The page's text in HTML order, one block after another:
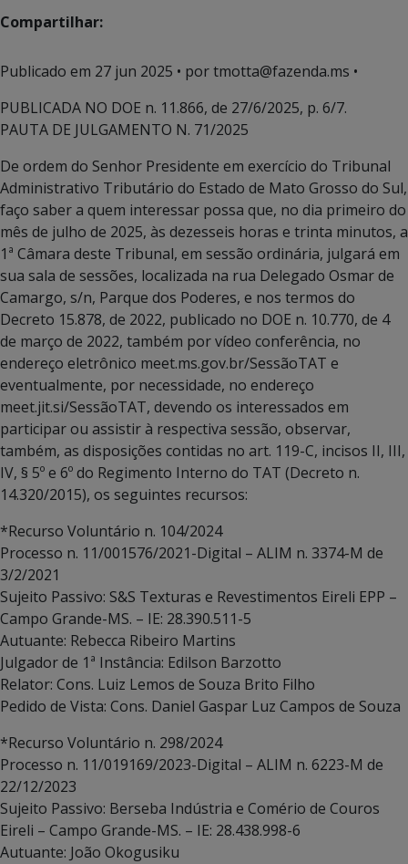
Compartilhar:
Publicado em 27 jun 2025 • por tmotta@fazenda.ms •
PUBLICADA NO DOE n. 11.866, de 27/6/2025, p. 6/7.
PAUTA DE JULGAMENTO N. 71/2025
De ordem do Senhor Presidente em exercício do Tribunal
Administrativo Tributário do Estado de Mato Grosso do Sul,
faço saber a quem interessar possa que, no dia primeiro do
mês de julho de 2025, às dezesseis horas e trinta minutos, a
1ª Câmara deste Tribunal, em sessão ordinária, julgará em
sua sala de sessões, localizada na rua Delegado Osmar de
Camargo, s/n, Parque dos Poderes, e nos termos do
Decreto 15.878, de 2022, publicado no DOE n. 10.770, de 4
de março de 2022, também por vídeo conferência, no
endereço eletrônico meet.ms.gov.br/SessãoTAT e
eventualmente, por necessidade, no endereço
meet.jit.si/SessãoTAT, devendo os interessados em
participar ou assistir à respectiva sessão, observar,
também, as disposições contidas no art. 119-C, incisos II, III,
IV, § 5º e 6º do Regimento Interno do TAT (Decreto n.
14.320/2015), os seguintes recursos:
*Recurso Voluntário n. 104/2024
Processo n. 11/001576/2021-Digital – ALIM n. 3374-M de
3/2/2021
Sujeito Passivo: S&S Texturas e Revestimentos Eireli EPP –
Campo Grande-MS. – IE: 28.390.511-5
Autuante: Rebecca Ribeiro Martins
Julgador de 1ª Instância: Edilson Barzotto
Relator: Cons. Luiz Lemos de Souza Brito Filho
Pedido de Vista: Cons. Daniel Gaspar Luz Campos de Souza
*Recurso Voluntário n. 298/2024
Processo n. 11/019169/2023-Digital – ALIM n. 6223-M de
22/12/2023
Sujeito Passivo: Berseba Indústria e Comério de Couros
Eireli – Campo Grande-MS. – IE: 28.438.998-6
Autuante: João Okogusiku